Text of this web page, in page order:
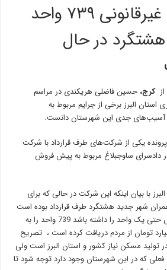
پرونده فروش غیرقانونی ۷۳۹ واحد
در حال
از کرج،حسین فاضلی هریکندی در مراسم
البرز برخی از جرایم مربوط به
آسیب‌های جدی این شهرستان دانست.
پرونده یکی از شرکت‌های طرف قرارداد با شرکت
دادسرای ساوجبلاغ مربوط به پیش فروش
با بیان اینکه این شرکت در حالی که برای
شرکت عمران شهر جدید هشتگرد طرف قرارداد بوده است
ولی بدون اینکه اختیار فروش حتی یک واحد را داشته باشد 739 واحد را به
فروخته و حدود 93 میلیارد تومان از مردم دریافت کرده است ، تصریح
مسکن نیاز کشور و استان البرز است ولی
که در این شهرستان وجود دارد توجه شود تا